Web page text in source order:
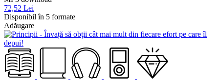
72,52 Lei
Disponibil în 5 formate
Adăugare